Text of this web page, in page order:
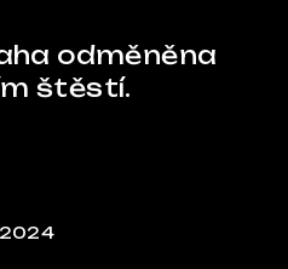
odměněna
štěstí.